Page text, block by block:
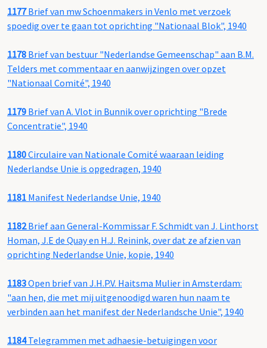
1177Brief van mw Schoenmakers in Venlo met verzoek
spoedig over te gaan tot oprichting "Nationaal Blok", 1940
1178 Brief van bestuur "Nederlandse Gemeenschap" aan B.M.
Telders met commentaar en aanwijzingen over opzet
"Nationaal Comité", 1940
1179 Brief van A. Vlot in Bunnik over oprichting "Brede
Concentratie", 1940
1180Circulaire van Nationale Comité waaraan leiding
Nederlandse Unie is opgedragen, 1940
1181 Manifest Nederlandse Unie, 1940
1182Brief aan General-Kommissar F. Schmidt van J. Linthorst
Homan, J.E de Quay en H.J. Reinink, over dat ze afzien van
oprichting Nederlandse Unie, kopie, 1940
1183Open brief van J.H.P.V. Haitsma Mulier in Amsterdam:
"aan hen, die met mij uitgenoodigd waren hun naam te
verbinden aan het manifest der Nederlandsche Unie", 1940
1184Telegrammen met adhaesie-betuigingen voor